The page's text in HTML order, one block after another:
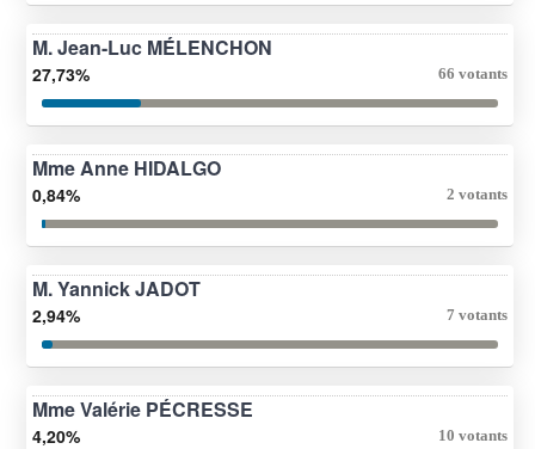
M. Jean-Luc MÉLENCHON
27,73% 66 votants
Mme Anne HIDALGO
0,84% 2 votants
M. Yannick JADOT
2,94% 7 votants
Mme Valérie PÉCRESSE
4,20% 10 votants